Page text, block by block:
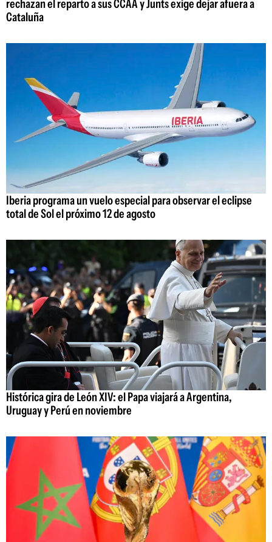
rechazan el reparto a sus CCAA y Junts exige dejar afuera a
Cataluña
Iberia programa un vuelo especial para observar el eclipse
total de Sol el próximo 12 de agosto
Histórica gira de León XIV: el Papa viajará a Argentina,
Uruguay y Perú en noviembre